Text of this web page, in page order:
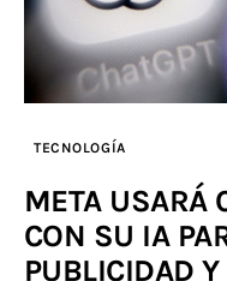
TECNOLOGÍA
META USARÁ
CON SU IA
PUBLICIDAD